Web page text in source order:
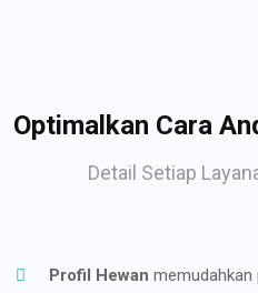
Optimalkan Cara
Detail Setiap
Profil Hewan